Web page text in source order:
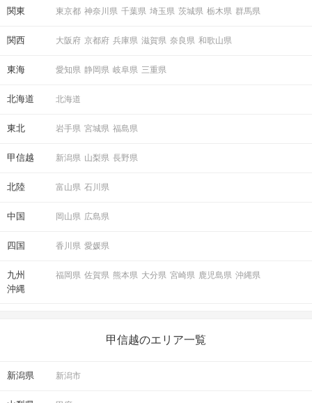
関東 東京都 神奈川県 千葉県 埼玉県 茨城県 栃木県 群馬県
関西 大阪府 京都府 兵庫県 滋賀県 奈良県 和歌山県
東海 愛知県 静岡県 岐阜県 三重県
北海道 北海道
東北 岩手県 宮城県 福島県
甲信越 新潟県 山梨県 長野県
北陸 富山県 石川県
中国 岡山県 広島県
四国 香川県 愛媛県
九州
沖縄
福岡県 佐賀県 熊本県 大分県 宮崎県 鹿児島県 沖縄県
甲信越のエリア一覧
新潟県 新潟市